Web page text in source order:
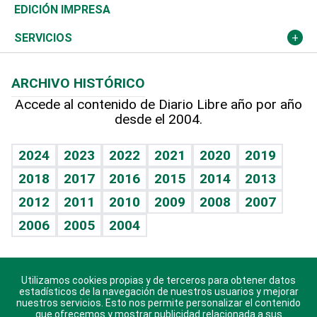
Caribe
Resto del mundo
Global y variable
Economía personal
Novedades
Podcast Arte Libre
Hablando con el pediatra
Vida y familia
Eñe
Celebrando la vida
Sin complejos
En pocas palabras
Escuchando al corazón
Olimpismo
Más deportes
Línea de hit
BRV
TBT Deportivo
Frente al Statu Quo
El Espía
Columnistas
Más firmas
Despertando al gigante
Cambio climático
Deportes
Opinión
Hecho en casa
Guía del dinero
EDICIÓN IMPRESA
SERVICIOS
Cumpleaños
Horóscopos
Juegos
ARCHIVO HISTÓRICO
Accede al contenido de Diario Libre año por año
desde el 2004.
2024 2023 2022 2021 2020
2019
2018
2017 2016 2015 2014
2013
2012
2011 2010 2009 2008
2007
2006
2005 2004
Descarga nuestras aplicaciones para Android, iOS y
sistema Huawei.
Utilizamos cookies propias y de terceros para obtener datos
estadísticos de la navegación de nuestros usuarios y mejorar
nuestros servicios. Esto nos permite personalizar el contenido
que ofrecemos y mostrar publicidad relacionada a sus